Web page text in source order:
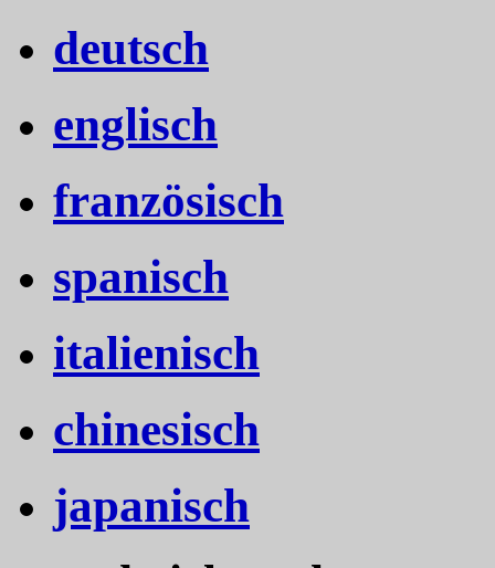
deutsch
englisch
französisch
spanisch
italienisch
chinesisch
japanisch